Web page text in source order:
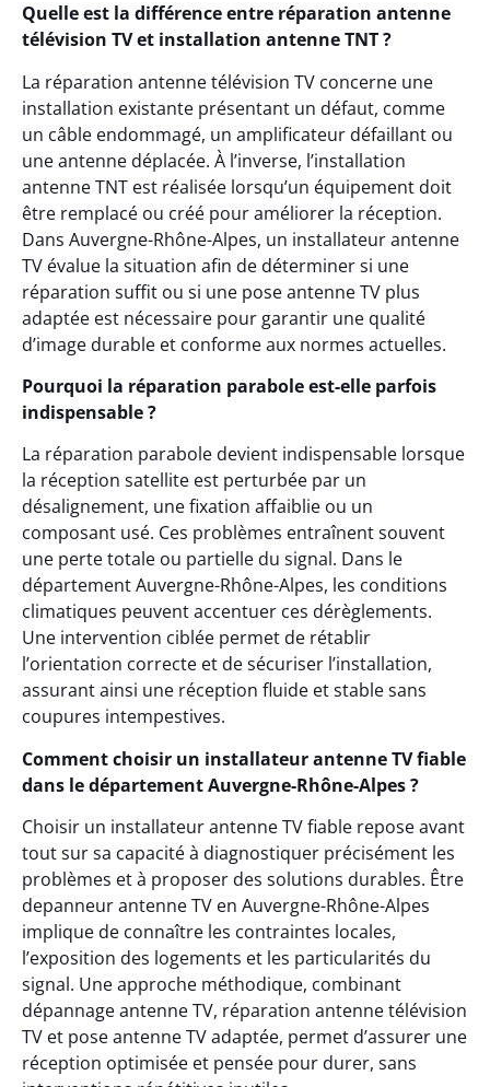
Quelle est la différence entre réparation antenne
télévision TV et installation antenne TNT ?
La réparation antenne télévision TV concerne une
installation existante présentant un défaut, comme
un câble endommagé, un amplificateur défaillant ou
une antenne déplacée. À l’inverse, l’installation
antenne TNT est réalisée lorsqu’un équipement doit
être remplacé ou créé pour améliorer la réception.
Dans Auvergne-Rhône-Alpes, un installateur antenne
TV évalue la situation afin de déterminer si une
réparation suffit ou si une pose antenne TV plus
adaptée est nécessaire pour garantir une qualité
d’image durable et conforme aux normes actuelles.
Pourquoi la réparation parabole est-elle parfois
indispensable ?
La réparation parabole devient indispensable lorsque
la réception satellite est perturbée par un
désalignement, une fixation affaiblie ou un
composant usé. Ces problèmes entraînent souvent
une perte totale ou partielle du signal. Dans le
département Auvergne-Rhône-Alpes, les conditions
climatiques peuvent accentuer ces dérèglements.
Une intervention ciblée permet de rétablir
l’orientation correcte et de sécuriser l’installation,
assurant ainsi une réception fluide et stable sans
coupures intempestives.
Comment choisir un installateur antenne TV fiable
dans le département Auvergne-Rhône-Alpes ?
Choisir un installateur antenne TV fiable repose avant
tout sur sa capacité à diagnostiquer précisément les
problèmes et à proposer des solutions durables. Être
depanneur antenne TV en Auvergne-Rhône-Alpes
implique de connaître les contraintes locales,
l’exposition des logements et les particularités du
signal. Une approche méthodique, combinant
dépannage antenne TV, réparation antenne télévision
TV et pose antenne TV adaptée, permet d’assurer une
réception optimisée et pensée pour durer, sans